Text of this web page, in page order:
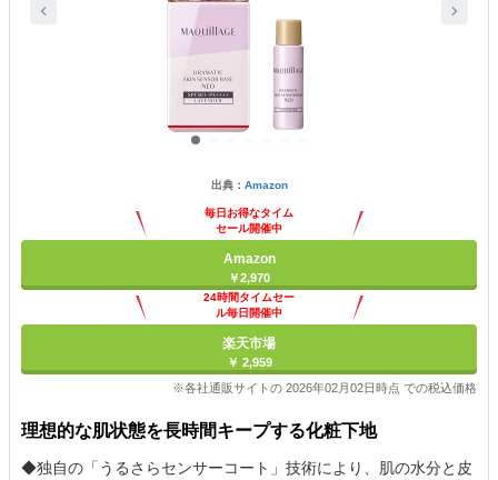
出典： Amazon
毎日お得なタイム
セール開催中
Amazon
￥2,970
24時間タイムセー
ル毎日開催中
楽天市場
￥ 2,959
※各社通販サイトの 2026年02月02日時点 での税込価格
理想的な肌状態を長時間キープする化粧下地
◆独自の「うるさらセンサーコート」技術により、肌の水分と皮